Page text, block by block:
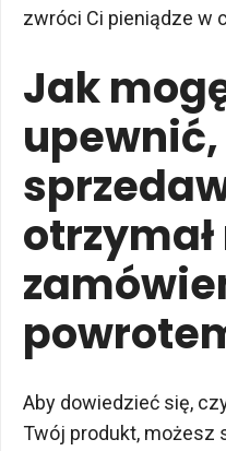
zwróci Ci pieniądze w
Jak
upewnić,
Aby dowiedzieć się,
Twój produkt, możesz